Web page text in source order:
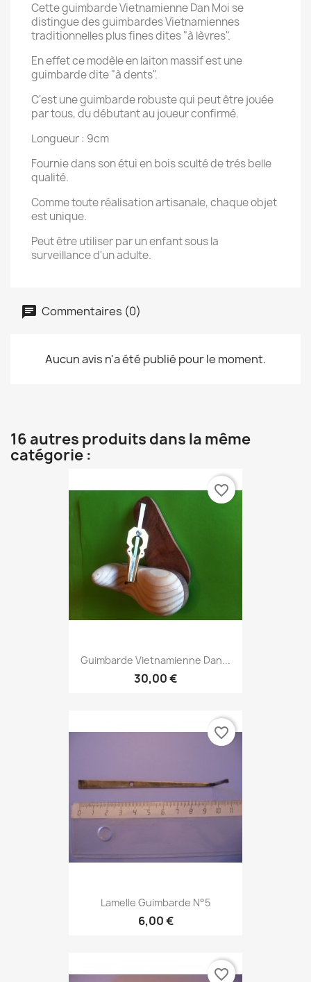
Cette guimbarde Vietnamienne Dan Moi se
distingue des guimbardes Vietnamiennes
traditionnelles plus fines dites "à lèvres".
En effet ce modèle en laiton massif est une
guimbarde dite "à dents".
C'est une guimbarde robuste qui peut être jouée
par tous, du débutant au joueur confirmé.
Longueur : 9cm
Fournie dans son étui en bois sculté de trés belle
qualité.
Comme toute réalisation artisanale, chaque objet
est unique.
Peut être utiliser par un enfant sous la
surveillance d'un adulte.
Commentaires (0)
Aucun avis n'a été publié pour le moment.
16 autres produits dans la même
catégorie :
Guimbarde Vietnamienne Dan...
30,00 €
favorite_border
Lamelle Guimbarde N°5
6,00 €
favorite_border
favorite_border